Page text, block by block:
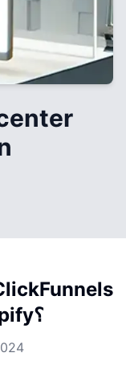
أفضل حقًا من Shopify؟